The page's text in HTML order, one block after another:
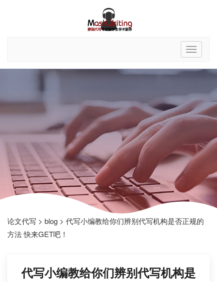
论文代写 > blog > 代写小编教给你们辨别代写机构是否正规的
方法 快来GET吧！
代写小编教给你们辨别代写机构是